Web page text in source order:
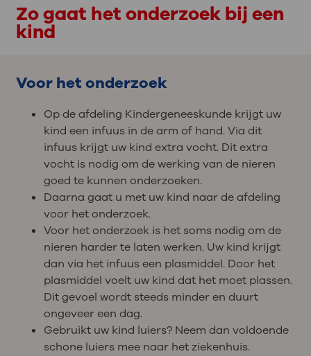
Zo gaat het onderzoek bij een
kind
Voor het onderzoek
Op de afdeling Kindergeneeskunde krijgt uw
kind een infuus in de arm of hand. Via dit
infuus krijgt uw kind extra vocht. Dit extra
vocht is nodig om de werking van de nieren
goed te kunnen onderzoeken.
Daarna gaat u met uw kind naar de afdeling
voor het onderzoek.
Voor het onderzoek is het soms nodig om de
nieren harder te laten werken. Uw kind krijgt
dan via het infuus een plasmiddel. Door het
plasmiddel voelt uw kind dat het moet plassen.
Dit gevoel wordt steeds minder en duurt
ongeveer een dag.
Gebruikt uw kind luiers? Neem dan voldoende
schone luiers mee naar het ziekenhuis.